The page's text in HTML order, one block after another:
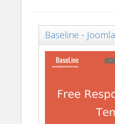
Baseline - Joomla